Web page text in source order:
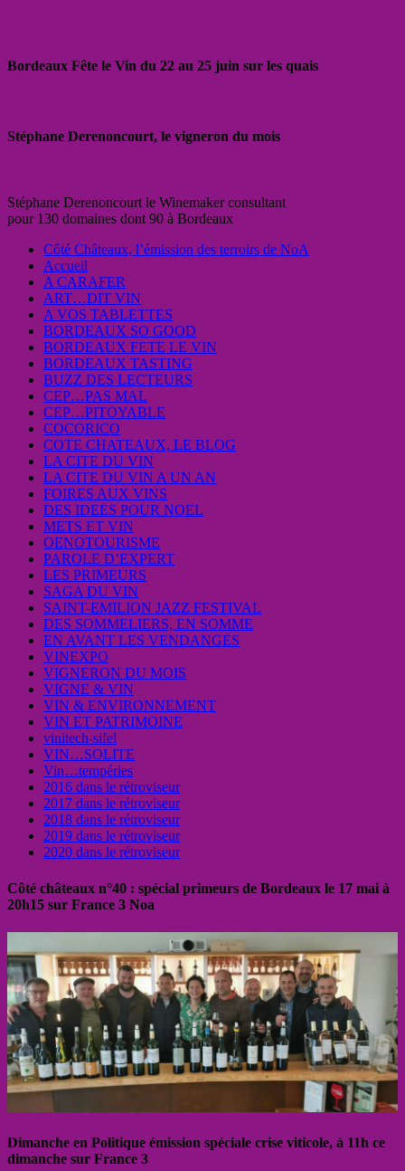
Bordeaux Fête le Vin du 22 au 25 juin sur les quais
Stéphane Derenoncourt, le vigneron du mois
Stéphane Derenoncourt le Winemaker consultant
pour 130 domaines dont 90 à Bordeaux
Côté Châteaux, l’émission des terroirs de NoA
Accueil
A CARAFER
ART…DIT VIN
A VOS TABLETTES
BORDEAUX SO GOOD
BORDEAUX FETE LE VIN
BORDEAUX TASTING
BUZZ DES LECTEURS
CEP…PAS MAL
CEP…PITOYABLE
COCORICO
COTE CHATEAUX, LE BLOG
LA CITE DU VIN
LA CITE DU VIN A UN AN
FOIRES AUX VINS
DES IDEES POUR NOEL
METS ET VIN
OENOTOURISME
PAROLE D’EXPERT
LES PRIMEURS
SAGA DU VIN
SAINT-EMILION JAZZ FESTIVAL
DES SOMMELIERS, EN SOMME
EN AVANT LES VENDANGES
VINEXPO
VIGNERON DU MOIS
VIGNE & VIN
VIN & ENVIRONNEMENT
VIN ET PATRIMOINE
vinitech-sifel
VIN…SOLITE
Vin…tempéries
2016 dans le rétroviseur
2017 dans le rétroviseur
2018 dans le rétroviseur
2019 dans le rétroviseur
2020 dans le rétroviseur
Côté châteaux n°40 : spécial primeurs de Bordeaux le 17 mai à
20h15 sur France 3 Noa
Dimanche en Politique émission spéciale crise viticole, à 11h ce
dimanche sur France 3